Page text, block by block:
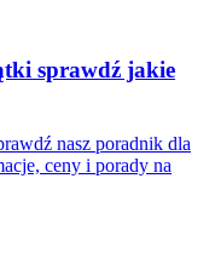
sprawdź jakie
nasz poradnik dla
ceny i porady na